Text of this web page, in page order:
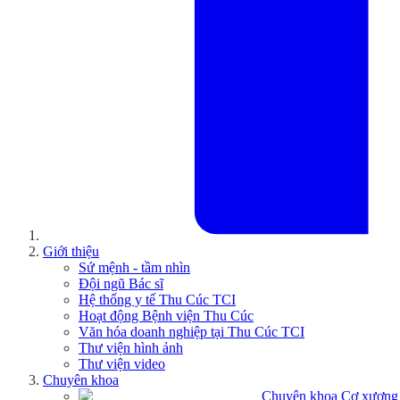
Giới thiệu
Sứ mệnh - tầm nhìn
Đội ngũ Bác sĩ
Hệ thống y tế Thu Cúc TCI
Hoạt động Bệnh viện Thu Cúc
Văn hóa doanh nghiệp tại Thu Cúc TCI
Thư viện hình ảnh
Thư viện video
Chuyên khoa
Chuyên khoa Cơ